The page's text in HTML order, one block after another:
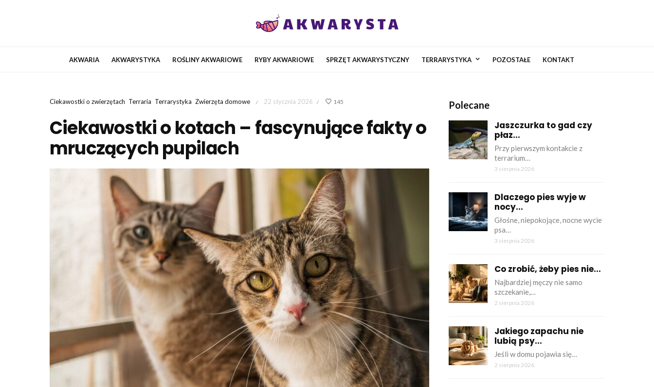
AKWARIA AKWARYSTYKA ROŚLINY AKWARIOWE RYBY AKWARIOWE SPRZĘT AKWARYSTYCZNY TERRARYSTYKA POZOSTAŁE KONTAKT
Ciekawostki o zwierzętach Terraria Terrarystyka Zwierzęta domowe / 22 stycznia 2026 / 145
Ciekawostki o kotach – fascynujące fakty o
mruczących pupilach
Polecane
Jaszczurka to gad czy
płaz...
Przy pierwszym kontakcie z
terrarium…
3 sierpnia 2026
Dlaczego pies wyje w
nocy...
Głośne, niepokojące, nocne wycie
psa…
3 sierpnia 2026
Co zrobić, żeby pies nie...
Najbardziej męczy nie samo
szczekanie,…
2 sierpnia 2026
Jakiego zapachu nie
lubią psy...
Jeśli w domu pojawia się…
2 sierpnia 2026